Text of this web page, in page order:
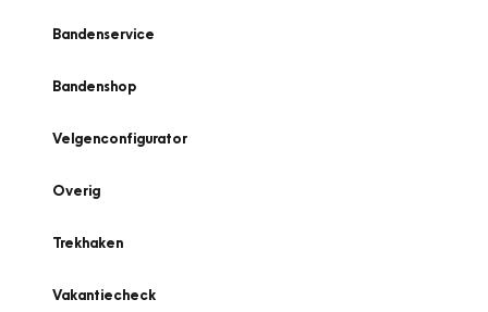
Bandenservice
Bandenshop
Velgenconfigurator
Overig
Trekhaken
Vakantiecheck